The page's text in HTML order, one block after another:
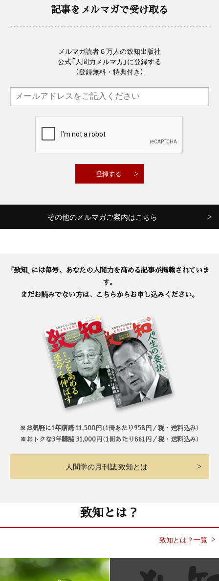
記事をメルマガで受け取る
メルマガ読者６万人の致知出版社
公式「人間力メルマガ」に登録する
（登録無料・特典付き）
その他のメルマガご案内はこちら
『致知』には毎号、あなたの人間力を高める記事が掲載されていま
す。
まだお読みでない方は、こちらからお申し込みください。
※お気軽に1年購読 11,500円（1冊あたり958円／税・送料込み）
※おトクな3年購読 31,000円（1冊あたり861円／税・送料込み）
人間学の月刊誌 致知とは
致知とは？
致知とは？一覧